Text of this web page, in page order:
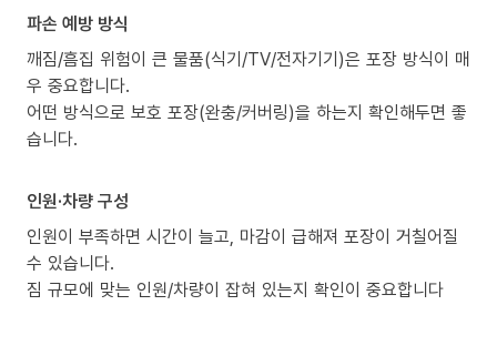
파손 예방 방식
깨짐/흠집 위험이 큰 물품(식기/TV/전자기기)은 포장 방식이 매
우 중요합니다.
어떤 방식으로 보호 포장(완충/커버링)을 하는지 확인해두면 좋
습니다.
인원·차량 구성
인원이 부족하면 시간이 늘고, 마감이 급해져 포장이 거칠어질
수 있습니다.
짐 규모에 맞는 인원/차량이 잡혀 있는지 확인이 중요합니다